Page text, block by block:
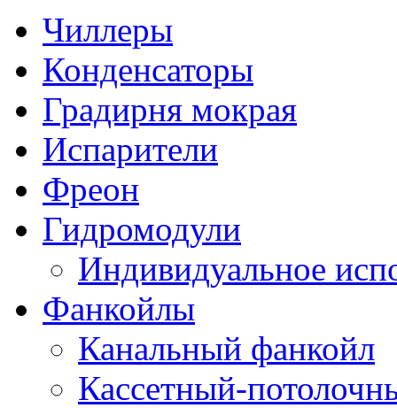
Чиллеры
Конденсаторы
Градирня мокрая
Испарители
Фреон
Гидромодули
Индивидуальное
Фанкойлы
Канальный фанкойл
Кассетный-